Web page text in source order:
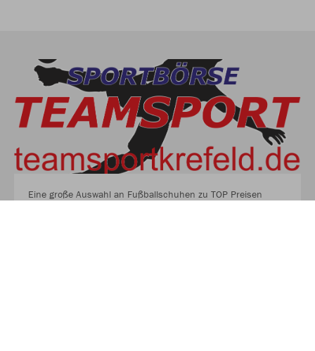
Eine große Auswahl an Fußballschuhen zu TOP Preisen